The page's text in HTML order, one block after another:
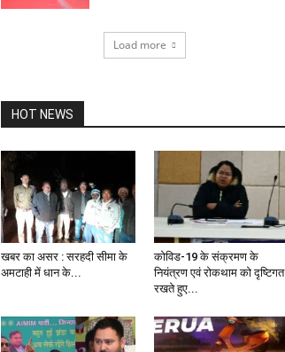
Load more
HOT NEWS
खबर का असर : सरहदी सीमा के
अमटाही में धान के...
कोविड-19 के संक्रमण के
नियंत्रण एवं रोकथाम को दृष्टिगत
रखते हुए...